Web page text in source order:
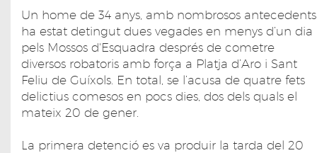
Un home de 34 anys, amb nombrosos
ha estat detingut dues vegades en menys d’un dia
pels Mossos d'Esquadra després de cometre
diversos robatoris amb força a Platja d’Aro i Sant
Feliu de Guíxols. En total, se l’acusa de quatre fets
delictius comesos en pocs dies, dos dels quals el
mateix 20 de gener.
La primera detenció es va produir la tarda del 20